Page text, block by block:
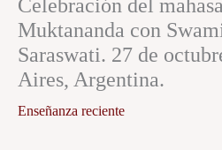
Celebración del
Muktananda con
Saraswati. 27 de
Aires, Argentina.
Enseñanza reciente